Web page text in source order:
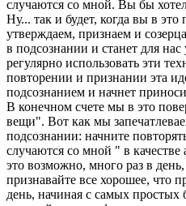
случаются со мной. Вы бы
Ну... так и будет, когда вы в
утверждаем, признаем и
в подсознании и станет для
регулярно использовать эти
повторении и признании эта
подсознанием и начнет
В конечном счете мы в это
вещи". Вот как мы
подсознании: начните
случаются со мной " в
это возможно, много раз в
признавайте все хорошее, что
день, начиная с самых простых